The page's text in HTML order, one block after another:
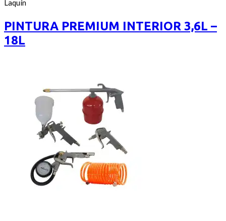
of
desde
$590
Laquín
PINTURA PREMIUM INTERIOR 3,6L –
18L